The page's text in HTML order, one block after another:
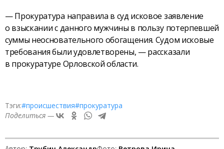
— Прокуратура направила в суд исковое заявление
о взыскании с данного мужчины в пользу потерпевшей
суммы неосновательного обогащения. Судом исковые
требования были удовлетворены, — рассказали
в прокуратуре Орловской области.
Тэги:#происшествия#прокуратура
Поделиться —